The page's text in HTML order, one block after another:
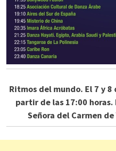
Ritmos del mundo. El 7 y
partir de las 17:00 horas.
Señora del Carmen de